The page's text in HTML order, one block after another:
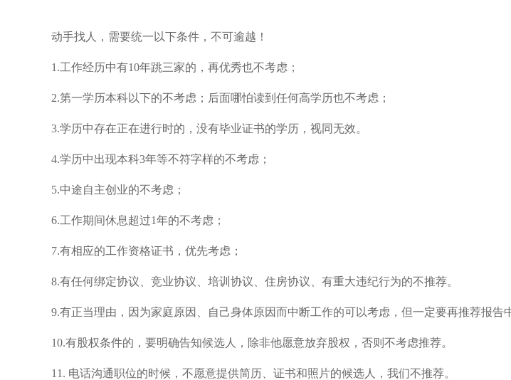
动手找人，需要统一以下条件，不可逾越！
1.工作经历中有10年跳三家的，再优秀也不考虑；
2.第一学历本科以下的不考虑；后面哪怕读到任何高学历也不考虑；
3.学历中存在正在进行时的，没有毕业证书的学历，视同无效。
4.学历中出现本科3年等不符字样的不考虑；
5.中途自主创业的不考虑；
6.工作期间休息超过1年的不考虑；
7.有相应的工作资格证书，优先考虑；
8.有任何绑定协议、竞业协议、培训协议、住房协议、有重大违纪行为的不推荐。
9.有正当理由，因为家庭原因、自己身体原因而中断工作的可以考虑，但一定要再推荐报
10.有股权条件的，要明确告知候选人，除非他愿意放弃股权，否则不考虑推荐。
11. 电话沟通职位的时候，不愿意提供简历、证书和照片的候选人，我们不推荐。